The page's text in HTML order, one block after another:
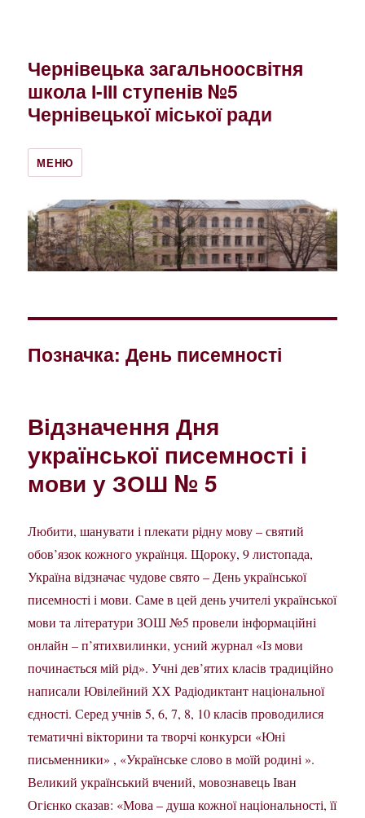
Чернівецька загальноосвітня
школа І-ІІІ ступенів №5
Чернівецької міської ради
МЕНЮ
Позначка:День писемності
Відзначення Дня
української писемності і
мови у ЗОШ № 5
Любити, шанувати і плекати рідну мову – святий
обов’язок кожного українця. Щороку, 9 листопада,
Україна відзначає чудове свято – День української
писемності і мови. Саме в цей день учителі української
мови та літератури ЗОШ №5 провели інформаційні
онлайн – п’ятихвилинки, усний журнал «Із мови
починається мій рід». Учні дев’ятих класів традиційно
написали Ювілейний ХХ Радіодиктант національної
єдності. Серед учнів 5, 6, 7, 8, 10 класів проводилися
тематичні вікторини та творчі конкурси «Юні
письменники» , «Українське слово в моїй родині ».
Великий український вчений, мовознавець Іван
Огієнко сказав: «Мова – душа кожної національності, її